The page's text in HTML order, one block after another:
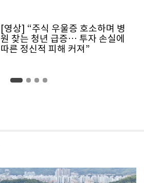
[영상] “주식 우울증 호소하며 병
원 찾는 청년 급증… 투자 손실에
따른 정신적 피해 커져”